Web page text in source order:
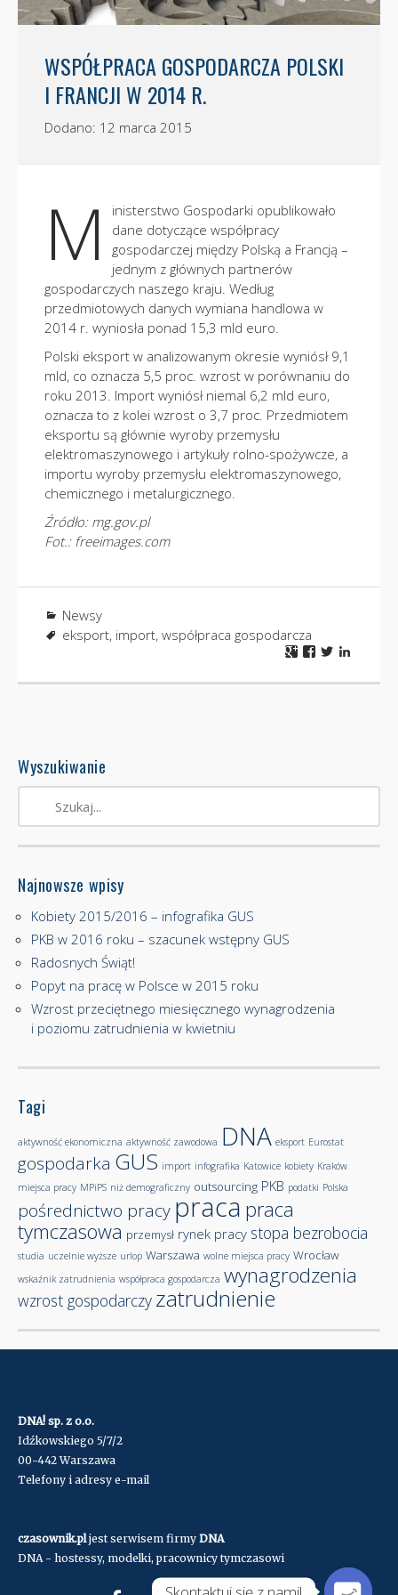
WSPÓŁPRACA GOSPODARCZA POLSKI
I FRANCJI W 2014 R.
Dodano: 12 marca 2015
M
inisterstwo Gospodarki opublikowało
dane dotyczące współpracy
gospodarczej między Polską a Francją –
jednym z głównych partnerów
gospodarczych naszego kraju. Według
przedmiotowych danych wymiana handlowa w
2014 r. wyniosła ponad 15,3 mld euro.
Polski eksport w analizowanym okresie wyniósł 9,1
mld, co oznacza 5,5 proc. wzrost w porównaniu do
roku 2013. Import wyniósł niemal 6,2 mld euro,
oznacza to z kolei wzrost o 3,7 proc. Przedmiotem
eksportu są głównie wyroby przemysłu
elektromaszynowego i artykuły rolno-spożywcze, a
importu wyroby przemysłu elektromaszynowego,
chemicznego i metalurgicznego.
Źródło: mg.gov.pl
Fot.: freeimages.com
Newsy
eksport, import, współpraca gospodarcza
Wyszukiwanie
Najnowsze wpisy
Kobiety 2015/2016 – infografika GUS
PKB w 2016 roku – szacunek wstępny GUS
Radosnych Świąt!
Popyt na pracę w Polsce w 2015 roku
Wzrost przeciętnego miesięcznego wynagrodzenia
i poziomu zatrudnienia w kwietniu
Tagi
aktywność ekonomiczna aktywność zawodowa DNA eksport Eurostat
gospodarka GUS import infografika Katowice kobiety Kraków
miejsca pracy MPiPS niż demograficzny outsourcing PKB podatki Polska
pośrednictwo pracy praca praca
tymczasowa przemysł rynek pracy stopa bezrobocia
studia uczelnie wyższe urlop Warszawa wolne miejsca pracy Wrocław
wskaźnik zatrudnienia współpraca gospodarcza wynagrodzenia
wzrost gospodarczy zatrudnienie
DNA! sp. z o.o.
Idźkowskiego 5/7/2
00-442 Warszawa
Telefony i adresy e-mail
czasownik.pljest serwisem firmy DNA
DNA - hostessy, modelki, pracownicy tymczasowi